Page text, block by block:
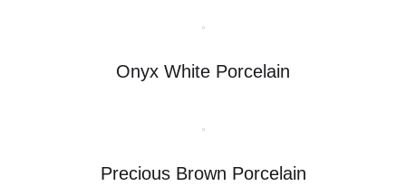
Onyx White Porcelain
Precious Brown Porcelain